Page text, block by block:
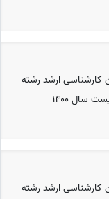
کارشناسی ارشد رشته
کارشناسی ارشد رشته